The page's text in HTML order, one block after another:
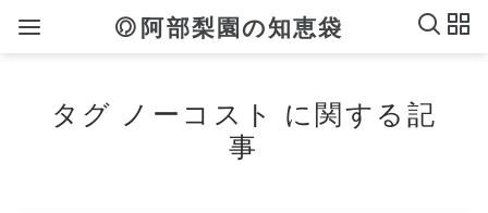
阿部梨園の知恵袋
タグ ノーコスト に関する記
事